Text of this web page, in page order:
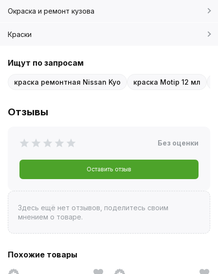
Окраска и ремонт кузова
Краски
Ищут по запросам
краска ремонтная Nissan Kyo краска Motip 12 мл
Отзывы
Без оценки
Оставить отзыв
Здесь ещё нет отзывов, поделитесь своим
мнением о товаре.
Похожие товары